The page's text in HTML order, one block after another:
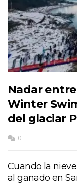
Nadar
Winter
del glaciar
0
Cuando la
al ganado en